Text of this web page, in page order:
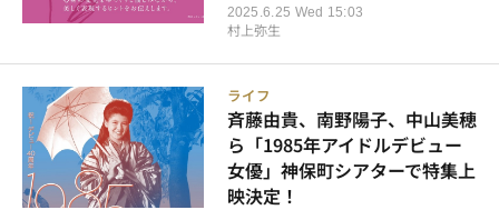
2025.6.25 Wed 15:03
村上弥生
ライフ
斉藤由貴、南野陽子、中山美穂
ら「1985年アイドルデビュー
女優」神保町シアターで特集上
映決定！